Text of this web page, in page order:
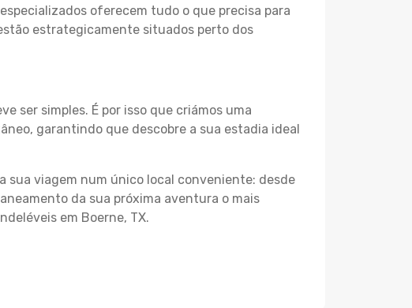
oferecem tudo o que precisa para
estrategicamente situados perto dos
ser simples. É por isso que criámos uma
garantindo que descobre a sua estadia ideal
sua viagem num único local conveniente: desde
da sua próxima aventura o mais
em Boerne, TX.